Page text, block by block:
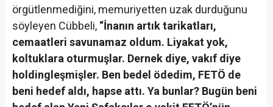
örgütlenmediğini, memuriyetten uzak durduğunu
söyleyen Cübbeli, “İnanın artık tarikatları,
cemaatleri savunamaz oldum. Liyakat yok,
koltuklara oturmuşlar. Dernek diye, vakıf diye
holdingleşmişler. Ben bedel ödedim, FETÖ de
beni hedef aldı, hapse attı. Ya bunlar? Bugün beni